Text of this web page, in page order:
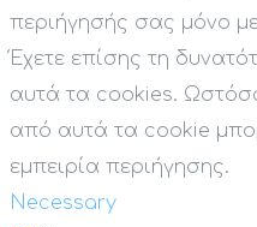
περιήγησής σας μόνο
Έχετε επίσης τη
αυτά τα cookies.
από αυτά τα cookie
εμπειρία περιήγησης.
Necessary